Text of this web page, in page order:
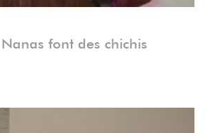
Nanas font des chichis